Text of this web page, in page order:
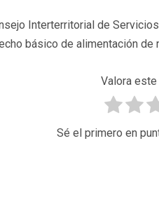
Interterritorial de
básico de alimentación
Valora
Sé el primero en